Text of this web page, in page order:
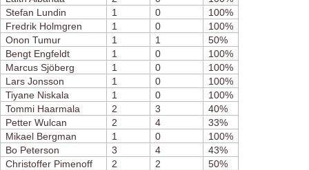
Stefan Lundin
1 0
100%
Fredrik Holmgren
1 0
100%
Onon Tumur
1 1
50%
Bengt Engfeldt
1 0
100%
Marcus Sjöberg
1 0
100%
Lars Jonsson
1 0
100%
Tiyane Niskala
1 0
100%
Tommi Haarmala
2 3
40%
Petter Wulcan
2 4
33%
Mikael Bergman
1 0
100%
Bo Peterson
3 4
43%
Christoffer Pimenoff
2 2
50%